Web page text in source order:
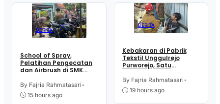
BERITA
School of Spray,
Pelatihan Pengecatan
dan Airbrush di SMK
Kutoarjo
By Fajria Rahmatasari•
15 hours ago
BERITA
Kebakaran di Pabrik
Tekstil Unggulrejo
Purworejo, Satu
Tulang, Petugas
Damkar Sesak Nafas
By Fajria Rahmatasari•
19 hours ago